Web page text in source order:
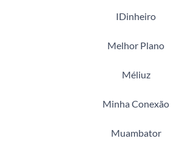
IDinheiro
Melhor Plano
Méliuz
Minha Conexão
Muambator